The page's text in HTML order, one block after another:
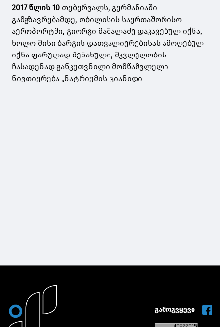
2017 წლის 10 თებერვალს, გერმანიაში
გამგზავრებამდე, თბილისის საერთაშორისო
აეროპორტში, გიორგი მამალაძე დაკავებულ იქნა,
ხოლო მისი ბარგის დათვალიერებისას ამოღებულ
იქნა ფარულად შენახული, მკვლელობის
ჩასადენად განკუთვნილი მომწამვლელი
ნივთიერება „ნატრიუმის ციანიდი
გამოგვყევი